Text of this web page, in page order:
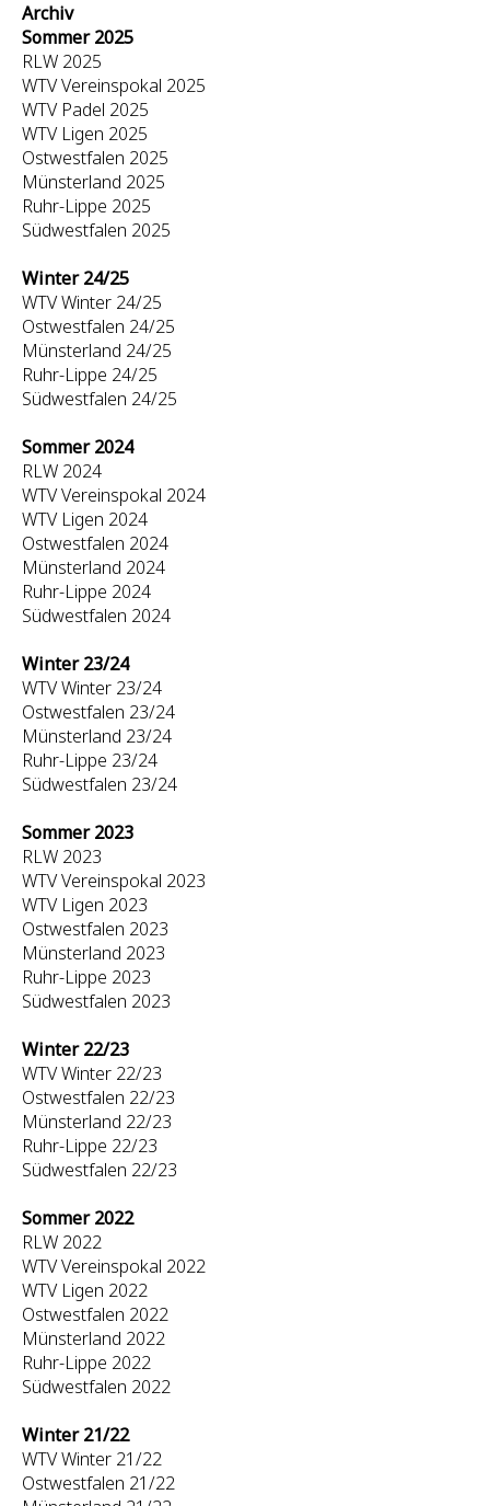
Archiv
Sommer 2025
RLW 2025
WTV Vereinspokal 2025
WTV Padel 2025
WTV Ligen 2025
Ostwestfalen 2025
Münsterland 2025
Ruhr-Lippe 2025
Südwestfalen 2025
Winter 24/25
WTV Winter 24/25
Ostwestfalen 24/25
Münsterland 24/25
Ruhr-Lippe 24/25
Südwestfalen 24/25
Sommer 2024
RLW 2024
WTV Vereinspokal 2024
WTV Ligen 2024
Ostwestfalen 2024
Münsterland 2024
Ruhr-Lippe 2024
Südwestfalen 2024
Winter 23/24
WTV Winter 23/24
Ostwestfalen 23/24
Münsterland 23/24
Ruhr-Lippe 23/24
Südwestfalen 23/24
Sommer 2023
RLW 2023
WTV Vereinspokal 2023
WTV Ligen 2023
Ostwestfalen 2023
Münsterland 2023
Ruhr-Lippe 2023
Südwestfalen 2023
Winter 22/23
WTV Winter 22/23
Ostwestfalen 22/23
Münsterland 22/23
Ruhr-Lippe 22/23
Südwestfalen 22/23
Sommer 2022
RLW 2022
WTV Vereinspokal 2022
WTV Ligen 2022
Ostwestfalen 2022
Münsterland 2022
Ruhr-Lippe 2022
Südwestfalen 2022
Winter 21/22
WTV Winter 21/22
Ostwestfalen 21/22